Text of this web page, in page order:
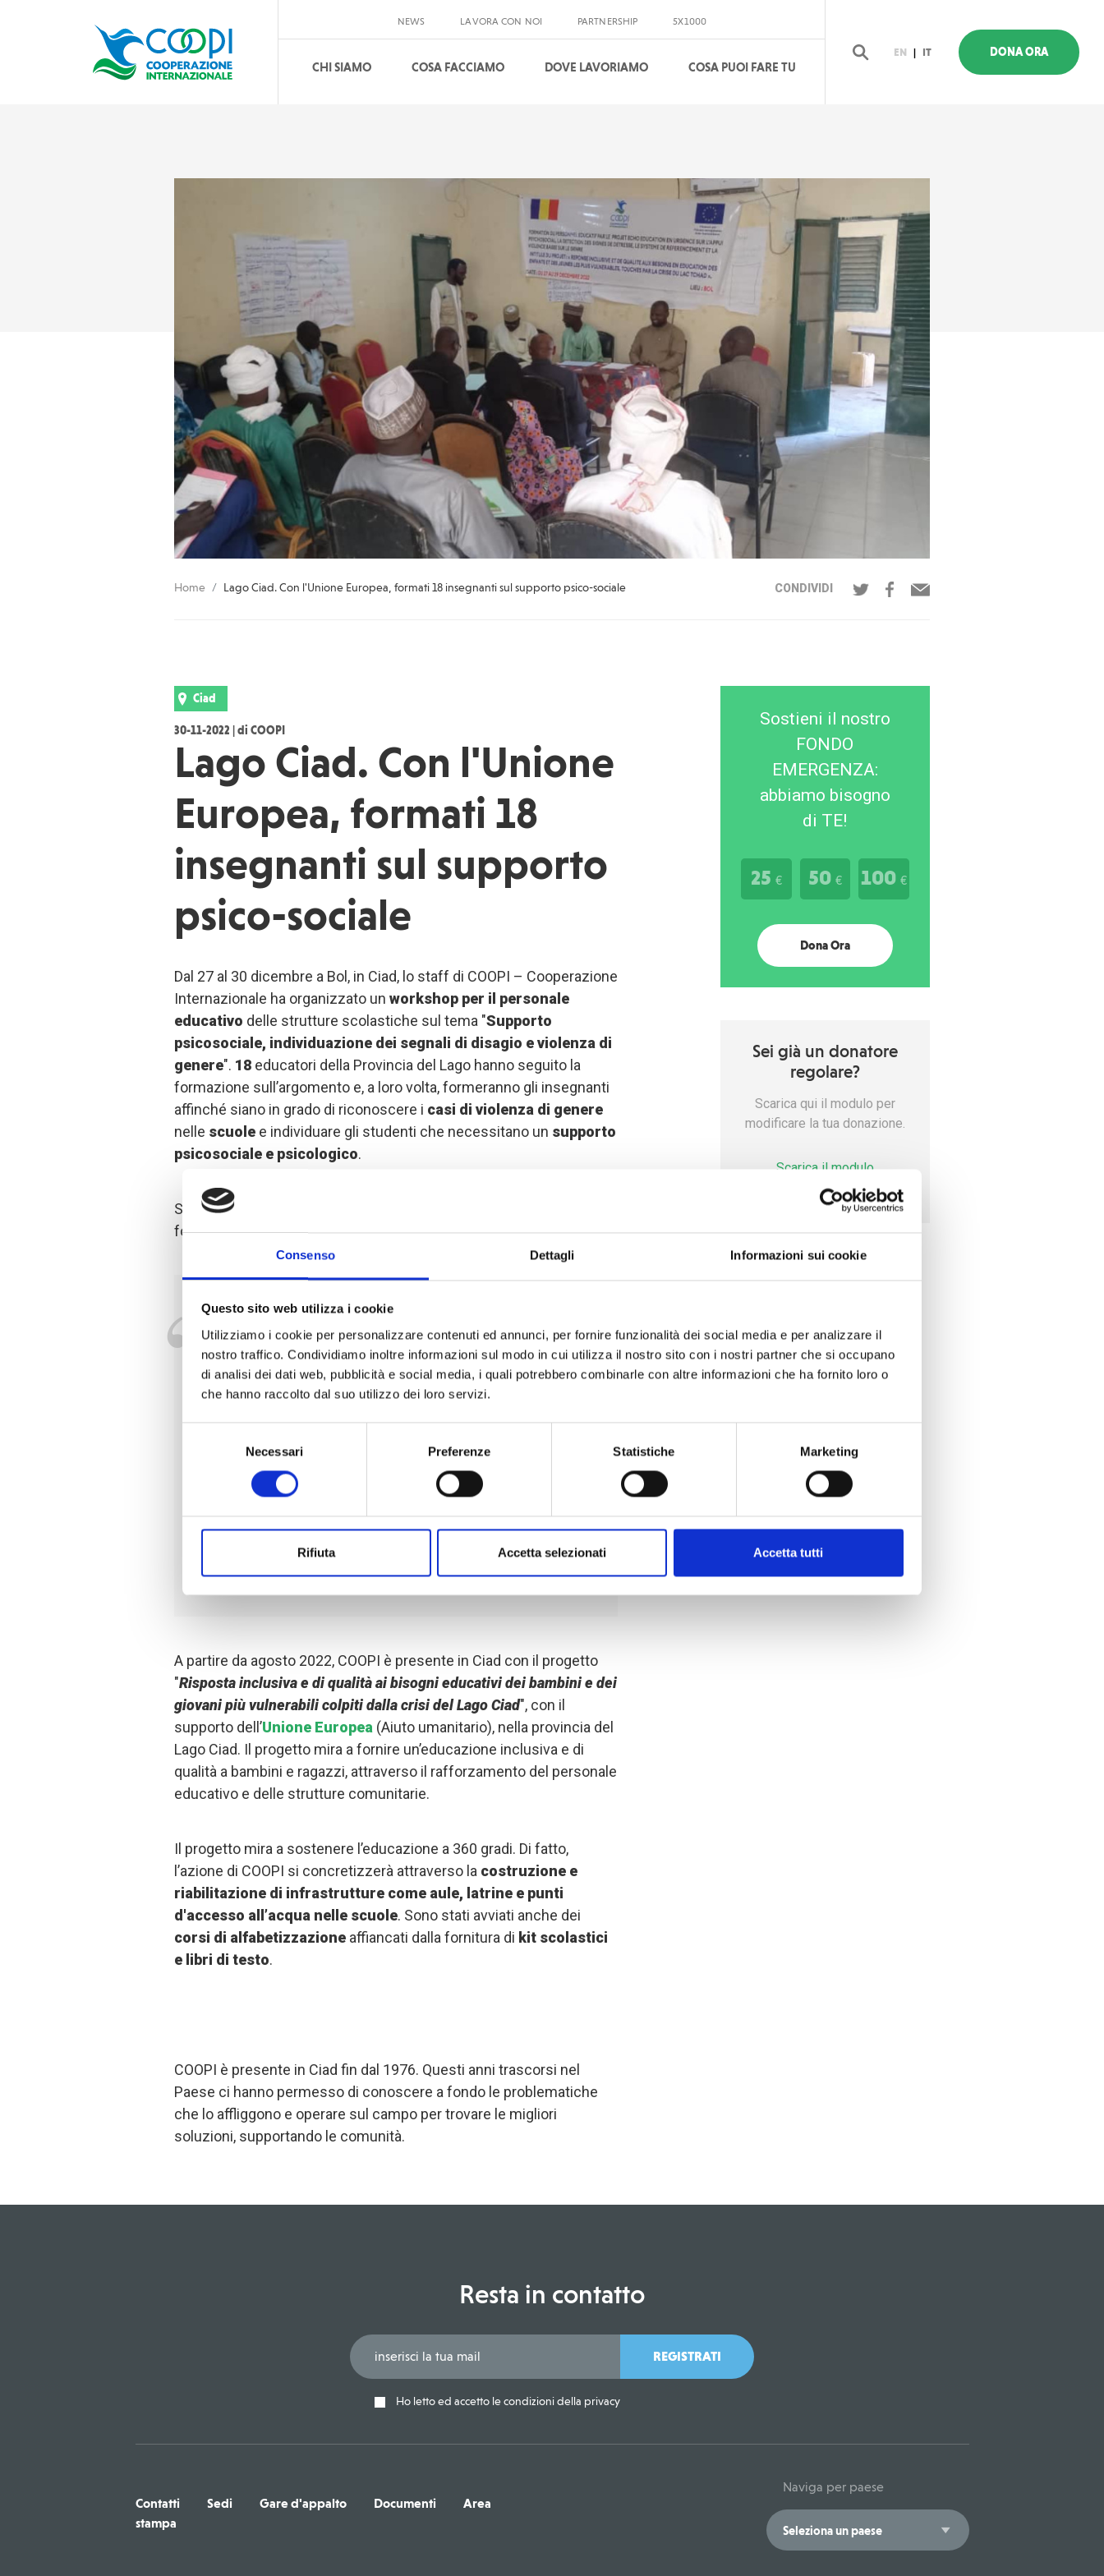
Consenso Dettagli Informazioni sui cookie
Questo sito web utilizza i cookie
Utilizziamo i cookie per personalizzare contenuti ed annunci, per fornire funzionalità dei social media e per analizzare il
nostro traffico. Condividiamo inoltre informazioni sul modo in cui utilizza il nostro sito con i nostri partner che si occupano
di analisi dei dati web, pubblicità e social media, i quali potrebbero combinarle con altre informazioni che ha fornito loro o
che hanno raccolto dal suo utilizzo dei loro servizi.
Necessari Preferenze Statistiche Marketing
Rifiuta Accetta selezionati Accetta tutti
NEWS LAVORA CON NOI PARTNERSHIP 5X1000
CHI SIAMO COSA FACCIAMO DOVE LAVORIAMO COSA PUOI FARE TU
EN | IT DONA ORA
Home Lago Ciad. Con l'Unione Europea, formati 18 insegnanti sul supporto psico-sociale CONDIVIDI
Ciad
30-11-2022 | di COOPI
Lago Ciad. Con l'Unione
Europea, formati 18
insegnanti sul supporto
psico-sociale
Dal 27 al 30 dicembre a Bol, in Ciad, lo staff di COOPI – Cooperazione
Internazionale ha organizzato un workshop per il personale
educativo delle strutture scolastiche sul tema "Supporto
psicosociale, individuazione dei segnali di disagio e violenza di
genere". 18educatori della Provincia del Lago hanno seguito la
formazione sull’argomento e, a loro volta, formeranno gli insegnanti
affinché siano in grado di riconoscere i casi di violenza di genere
nelle scuolee individuare gli studenti che necessitano un supporto
psicosociale e psicologico.
Secondo l'Ispettore per l'alfabetizzazione e l'educazione non
formale, Mbodou Boukar:
Questa formazione è di fondamentale
importanza, perché molti studenti che
hanno subito traumi legati agli attacchi
della setta Boko Haram hanno bisogno di
un sostegno psicosociale da parte degli
insegnanti che sono a stretto contatto
con loro. In questo modo, un gran
numero di insegnanti sarà in grado di
svolgere appieno il proprio ruolo
proteggendo i bambini in maniera
A partire da agosto 2022, COOPI è presente in Ciad con il progetto
"Risposta inclusiva e di qualità ai bisogni educativi dei bambini e dei
giovani più vulnerabili colpiti dalla crisi del Lago Ciad", con il
supporto dell’Unione Europea (Aiuto umanitario), nella provincia del
Lago Ciad. Il progetto mira a fornire un’educazione inclusiva e di
qualità a bambini e ragazzi, attraverso il rafforzamento del personale
educativo e delle strutture comunitarie.
Il progetto mira a sostenere l’educazione a 360 gradi. Di fatto,
l’azione di COOPI si concretizzerà attraverso la costruzione e
riabilitazione di infrastrutture come aule, latrine e punti
d'accesso all’acqua nelle scuole. Sono stati avviati anche dei
corsi di alfabetizzazione affiancati dalla fornitura di kit scolastici
e libri di testo.
COOPI è presente in Ciad fin dal 1976. Questi anni trascorsi nel
Paese ci hanno permesso di conoscere a fondo le problematiche
che lo affliggono e operare sul campo per trovare le migliori
soluzioni, supportando le comunità.
Sostieni il nostro
FONDO
EMERGENZA:
abbiamo bisogno
di TE!
25 € 50 € 100€
Dona Ora
Sei già un donatore
regolare?
Scarica qui il modulo per
modificare la tua donazione.
Scarica il modulo
Resta in contatto
REGISTRATI
Ho letto ed accetto le condizioni della privacy
Contatti Sedi Gare d'appalto Documenti
Area
stampa
Naviga per paese